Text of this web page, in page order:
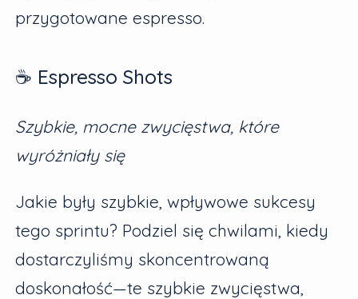
przygotowane espresso.
☕ Espresso Shots
Szybkie, mocne zwycięstwa, które
wyróżniały się
Jakie były szybkie, wpływowe sukcesy
tego sprintu? Podziel się chwilami, kiedy
dostarczyliśmy skoncentrowaną
doskonałość—te szybkie zwycięstwa,